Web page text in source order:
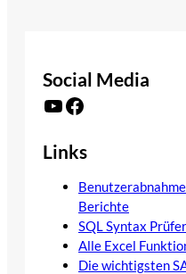
Social Media
YouTube Facebook
Links
Berichte
SQL Syntax Prüfer
Alle Excel
Die wichtigsten